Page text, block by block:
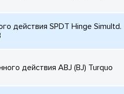
действия SPDT Hinge Simultd.
действия ABJ (BJ) Turquo